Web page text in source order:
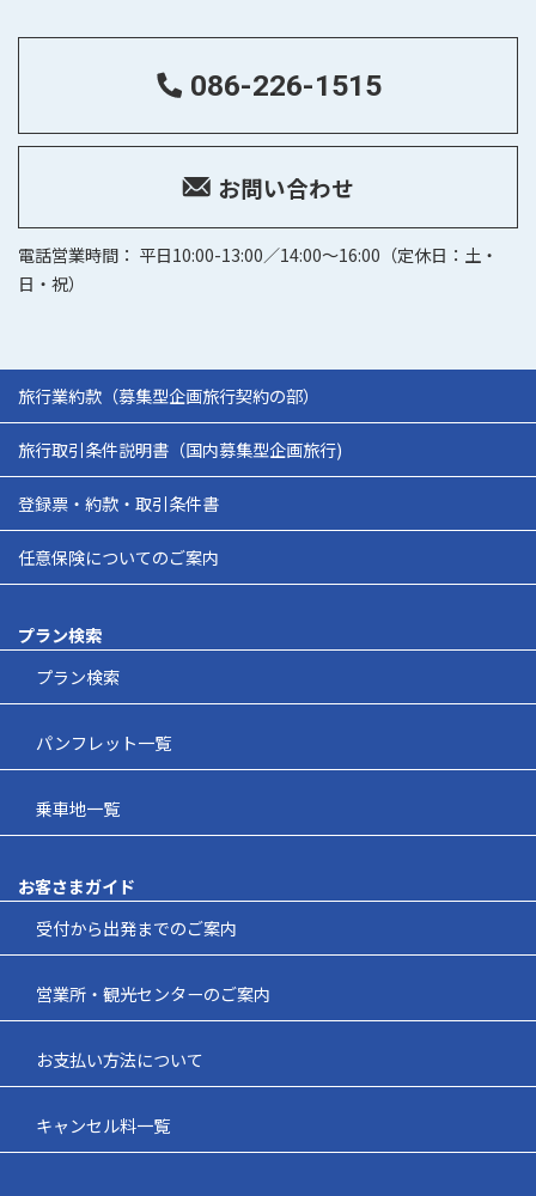
086-226-1515
お問い合わせ
電話営業時間： 平日10:00-13:00／14:00～16:00（定休日：土・
日・祝）
旅行業約款（募集型企画旅行契約の部）
旅行取引条件説明書（国内募集型企画旅行)
登録票・約款・取引条件書
任意保険についてのご案内
プラン検索
プラン検索
パンフレット一覧
乗車地一覧
お客さまガイド
受付から出発までのご案内
営業所・観光センターのご案内
お支払い方法について
キャンセル料一覧